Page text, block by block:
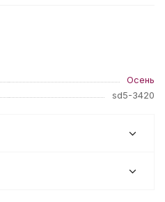
Осень
sd5-3420